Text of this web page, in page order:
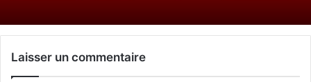
Laisser un commentaire